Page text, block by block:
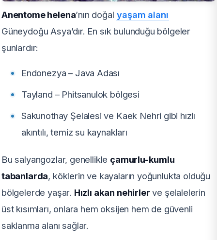
Anentome helena’nın doğal yaşam alanı
Güneydoğu Asya’dır. En sık bulunduğu bölgeler
şunlardır:
Endonezya – Java Adası
Tayland – Phitsanulok bölgesi
Sakunothay Şelalesi ve Kaek Nehri gibi hızlı
akıntılı, temiz su kaynakları
Bu salyangozlar, genellikle çamurlu-kumlu
tabanlarda, köklerin ve kayaların yoğunlukta olduğu
bölgelerde yaşar. Hızlı akan nehirler ve şelalelerin
üst kısımları, onlara hem oksijen hem de güvenli
saklanma alanı sağlar.